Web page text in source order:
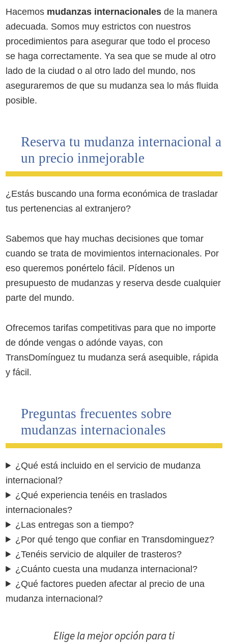
Hacemos mudanzas internacionales de la manera
adecuada. Somos muy estrictos con nuestros
procedimientos para asegurar que todo el proceso
se haga correctamente. Ya sea que se mude al otro
lado de la ciudad o al otro lado del mundo, nos
aseguraremos de que su mudanza sea lo más fluida
posible.
Reserva tu mudanza internacional a
un precio inmejorable
¿Estás buscando una forma económica de trasladar
tus pertenencias al extranjero?
Sabemos que hay muchas decisiones que tomar
cuando se trata de movimientos internacionales. Por
eso queremos ponértelo fácil. Pídenos un
presupuesto de mudanzas y reserva desde cualquier
parte del mundo.
Ofrecemos tarifas competitivas para que no importe
de dónde vengas o adónde vayas, con
TransDomínguez tu mudanza será asequible, rápida
y fácil.
Preguntas frecuentes sobre
mudanzas internacionales
¿Qué está incluido en el servicio de mudanza
internacional?
¿Qué experiencia tenéis en traslados
internacionales?
¿Las entregas son a tiempo?
¿Por qué tengo que confiar en Transdominguez?
¿Tenéis servicio de alquiler de trasteros?
¿Cuánto cuesta una mudanza internacional?
¿Qué factores pueden afectar al precio de una
mudanza internacional?
Elige la mejor opción para ti